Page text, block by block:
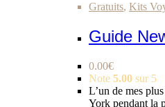
Gratuits, Kits
Guide
0.00€
Note 5.00 sur 5
L’un de mes
York pendant la